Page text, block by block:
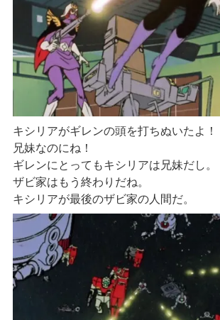
キシリアがギレンの頭を打ちぬいたよ！
兄妹なのにね！
ギレンにとってもキシリアは兄妹だし。
ザビ家はもう終わりだね。
キシリアが最後のザビ家の人間だ。